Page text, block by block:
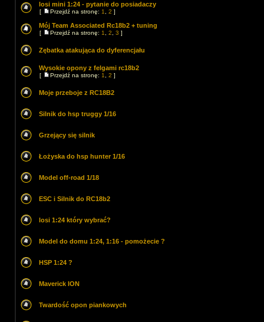
losi mini 1:24 - pytanie do posiadaczy
[ Przejdź na stronę: 1 2 ]
Mój Team Associated Rc18b2 + tuning
[ Przejdź na stronę: 1 2 3 ]
Zębatka atakująca do dyferencjału
Wysokie opony z felgami rc18b2
[ Przejdź na stronę: 1 2 ]
Moje przeboje z RC18B2
Silnik do hsp truggy 1/16
Grzejący się silnik
Łożyska do hsp hunter 1/16
Model off-road 1/18
ESC i Silnik do RC18b2
losi 1:24 który wybrać?
Model do domu 1:24, 1:16 - pomożecie ?
HSP 1:24 ?
Maverick ION
Twardość opon piankowych